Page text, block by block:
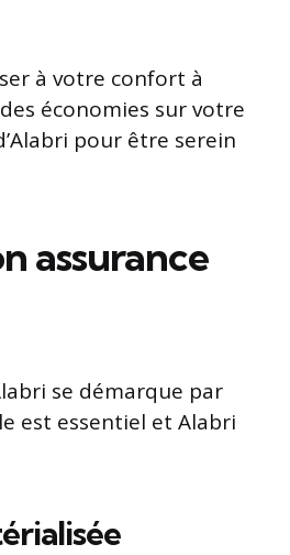
à votre confort à
économies sur votre
pour être serein
assurance
se démarque par
est essentiel et Alabri